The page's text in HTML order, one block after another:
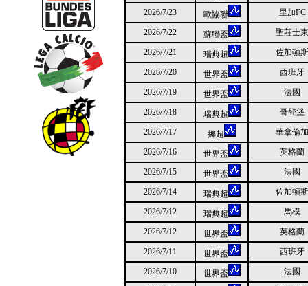
2026/7/23 歐協聯 里加FC
2026/7/22 蘇聯盃 聖莊士東
2026/7/21 瑞典超 佐加頓斯
2026/7/20 世界盃 西班牙
2026/7/19 世界盃 法國
2026/7/18 瑞典超 哥登堡
2026/7/17 挪超 華拿倫加
2026/7/16 世界盃 英格蘭
2026/7/15 世界盃 法國
2026/7/14 瑞典超 佐加頓斯
2026/7/12 瑞典超 馬模
2026/7/12 世界盃 英格蘭
2026/7/11 世界盃 西班牙
2026/7/10 世界盃 法國